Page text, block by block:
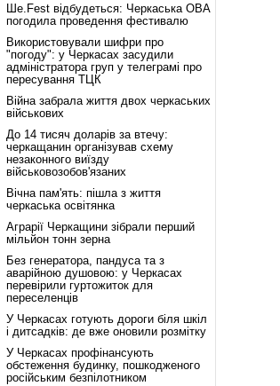
Ше.Fest відбудеться: Черкаська ОВА
погодила проведення фестивалю
Використовували шифри про
"погоду": у Черкасах засудили
адміністратора груп у телеграмі про
пересування ТЦК
Війна забрала життя двох черкаських
військових
До 14 тисяч доларів за втечу:
черкащанин організував схему
незаконного виїзду
військовозобов'язаних
Вічна пам'ять: пішла з життя
черкаська освітянка
Аграрії Черкащини зібрали перший
мільйон тонн зерна
Без генератора, пандуса та з
аварійною душовою: у Черкасах
перевірили гуртожиток для
переселенців
У Черкасах готують дороги біля шкіл
і дитсадків: де вже оновили розмітку
У Черкасах профінансують
обстеження будинку, пошкодженого
російським безпілотником